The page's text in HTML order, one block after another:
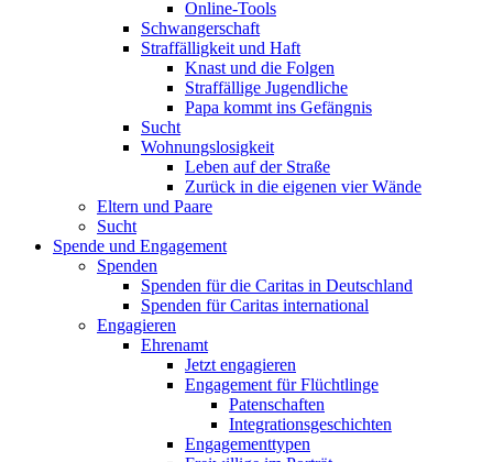
Online-Tools
Schwangerschaft
Straffälligkeit und Haft
Knast und die Folgen
Straffällige Jugendliche
Papa kommt ins Gefängnis
Sucht
Wohnungslosigkeit
Leben auf der Straße
Zurück in die eigenen vier Wände
Eltern und Paare
Sucht
Spende und Engagement
Spenden
Spenden für die Caritas in Deutschland
Spenden für Caritas international
Engagieren
Ehrenamt
Jetzt engagieren
Engagement für Flüchtlinge
Patenschaften
Integrationsgeschichten
Engagementtypen